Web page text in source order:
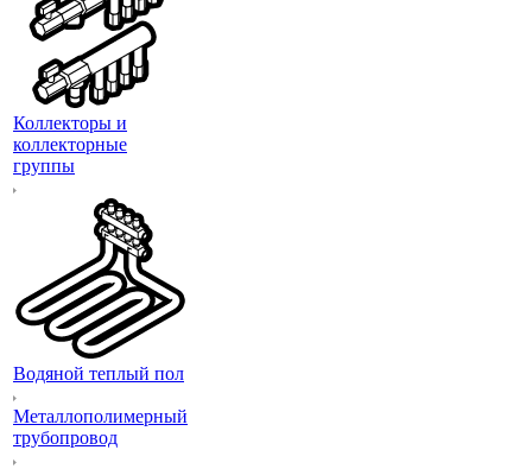
Коллекторы и
коллекторные
группы
Водяной теплый пол
Металлополимерный
трубопровод